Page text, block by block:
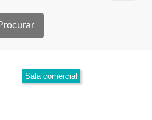
Sala comercial